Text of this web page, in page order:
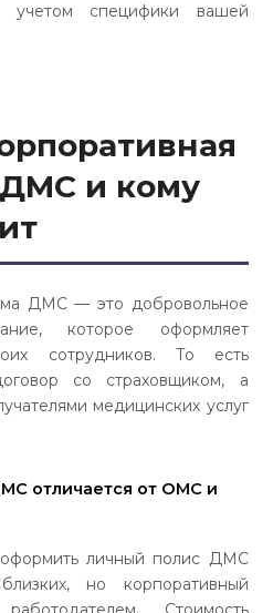
специфики вашей
ДМС и кому
ДМС — это добровольное
которое оформляет
сотрудников. То есть
со страховщиком, а
медицинских услуг
отличается от ОМС и
личный полис ДМС
но корпоративный